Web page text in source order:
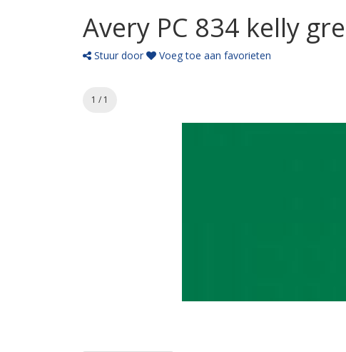
Avery PC 834 kelly
Stuur door Voeg toe aan favorieten
1 / 1